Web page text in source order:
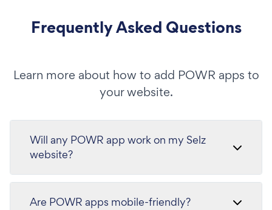
Frequently Asked Questions
Learn more about how to add POWR apps to
your website.
Will any POWR app work on my Selz
website?
Are POWR apps mobile-friendly?